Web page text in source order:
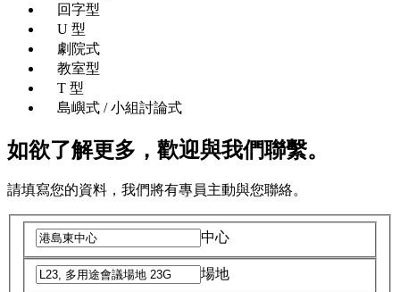
回字型
U 型
劇院式
教室型
T 型
島嶼式 / 小組討論式
如欲了解更多，歡迎與我們聯繫。
請填寫您的資料，我們將有專員主動與您聯絡。
中心
場地